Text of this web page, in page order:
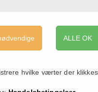
ALLE OK
hvilke værter der klikkes